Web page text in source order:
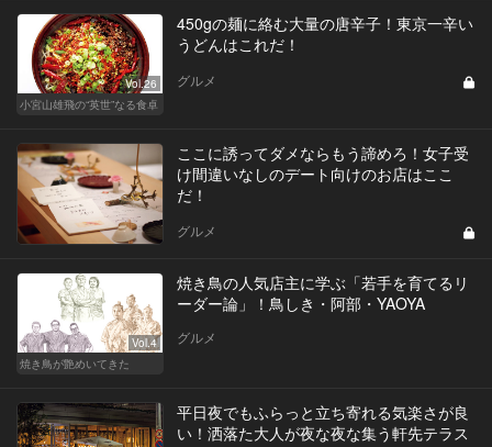
Vol.26
小宮山雄飛の“英世”なる食卓
450gの麺に絡む大量の唐辛子！東京一辛い
うどんはこれだ！
グルメ
ここに誘ってダメならもう諦めろ！女子受
け間違いなしのデート向けのお店はここ
だ！
グルメ
Vol.4
焼き鳥が艶めいてきた
焼き鳥の人気店主に学ぶ「若手を育てるリ
ーダー論」！鳥しき・阿部・YAOYA
グルメ
平日夜でもふらっと立ち寄れる気楽さが良
い！洒落た大人が夜な夜な集う軒先テラス